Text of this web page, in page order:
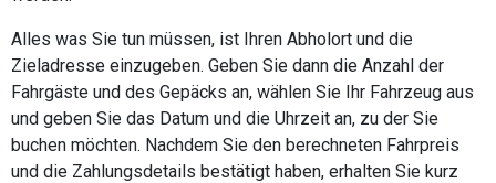
Alles was Sie tun müssen, ist Ihren Abholort und die
Zieladresse einzugeben. Geben Sie dann die Anzahl der
Fahrgäste und des Gepäcks an, wählen Sie Ihr Fahrzeug aus
und geben Sie das Datum und die Uhrzeit an, zu der Sie
buchen möchten. Nachdem Sie den berechneten Fahrpreis
und die Zahlungsdetails bestätigt haben, erhalten Sie kurz